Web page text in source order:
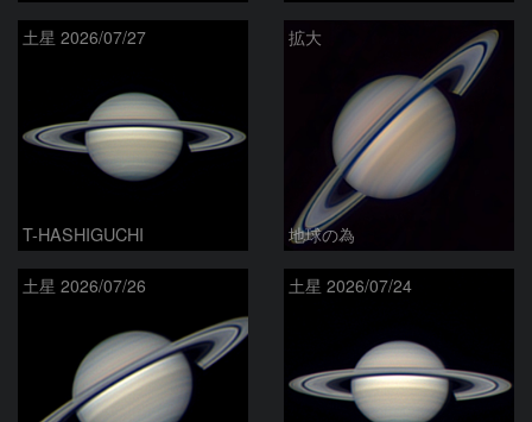
土星 2026/07/27
T-HASHIGUCHI
拡大
地球の為
土星 2026/07/26 土星 2026/07/24